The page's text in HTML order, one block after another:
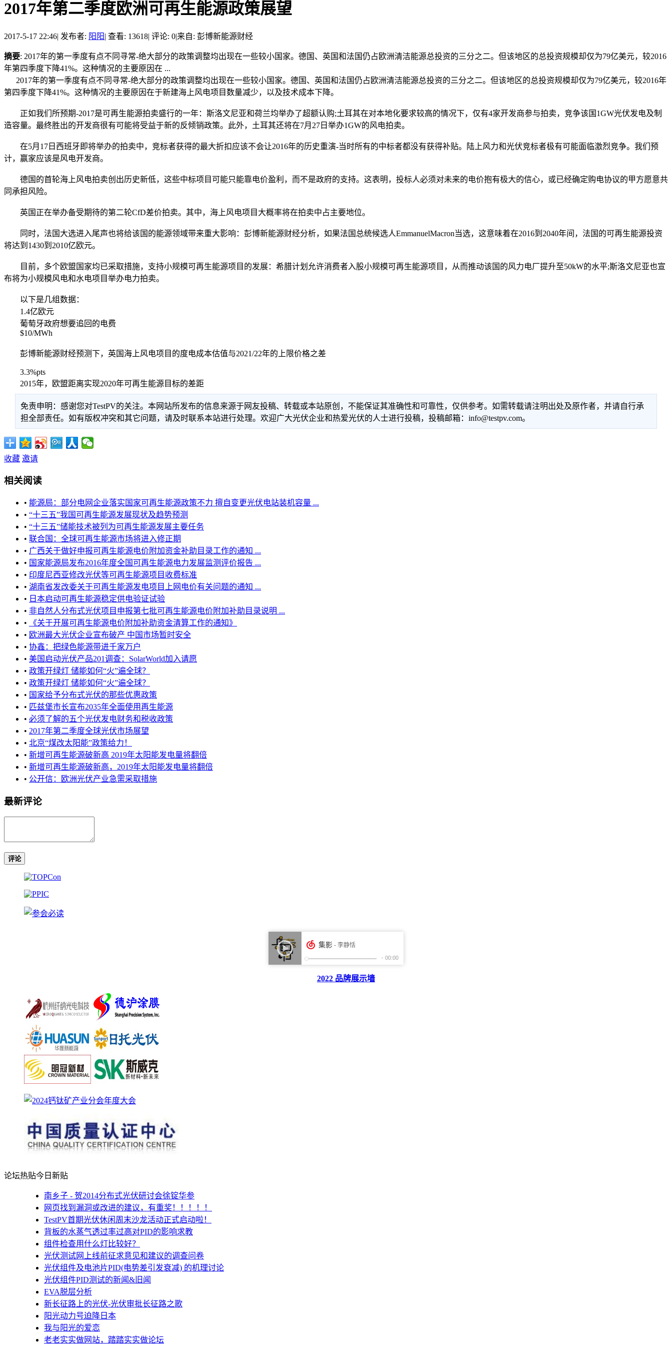
2017年第二季度欧洲可再生能源政策展望
2017-5-17 22:46| 发布者: 阳阳| 查看: 13618| 评论: 0|来自: 彭博新能源财经
摘要: 2017年的第一季度有点不同寻常-绝大部分的政策调整均出现在一些较小国家。德国、英国和法国仍占欧洲清洁能源总投资的三分之二。但该地区的总投资规模却仅为79亿美元，较2016
年第四季度下降41%。这种情况的主要原因在 ...
2017年的第一季度有点不同寻常-绝大部分的政策调整均出现在一些较小国家。德国、英国和法国仍占欧洲清洁能源总投资的三分之二。但该地区的总投资规模却仅为79亿美元，较2016年
第四季度下降41%。这种情况的主要原因在于新建海上风电项目数量减少，以及技术成本下降。
正如我们所预期-2017是可再生能源拍卖盛行的一年：斯洛文尼亚和荷兰均举办了超额认购;土耳其在对本地化要求较高的情况下，仅有4家开发商参与拍卖，竞争该国1GW光伏发电及制
造容量。最终胜出的开发商很有可能将受益于新的反倾销政策。此外，土耳其还将在7月27日举办1GW的风电拍卖。
在5月17日西班牙即将举办的拍卖中，竞标者获得的最大折扣应该不会让2016年的历史重演-当时所有的中标者都没有获得补贴。陆上风力和光伏竞标者极有可能面临激烈竞争。我们预
计，赢家应该是风电开发商。
德国的首轮海上风电拍卖创出历史新低，这些中标项目可能只能靠电价盈利，而不是政府的支持。这表明，投标人必须对未来的电价抱有极大的信心，或已经确定购电协议的甲方愿意共
同承担风险。
英国正在举办备受期待的第二轮CfD差价拍卖。其中，海上风电项目大概率将在拍卖中占主要地位。
同时，法国大选进入尾声也将给该国的能源领域带来重大影响：彭博新能源财经分析，如果法国总统候选人EmmanuelMacron当选，这意味着在2016到2040年间，法国的可再生能源投资
将达到1430到2010亿欧元。
目前，多个欧盟国家均已采取措施，支持小规模可再生能源项目的发展：希腊计划允许消费者入股小规模可再生能源项目，从而推动该国的风力电厂提升至50kW的水平;斯洛文尼亚也宣
布将为小规模风电和水电项目举办电力拍卖。
以下是几组数据：
1.4亿欧元
葡萄牙政府想要追回的电费
$10/MWh
彭博新能源财经预测下，英国海上风电项目的度电成本估值与2021/22年的上限价格之差
3.3%pts
2015年，欧盟距离实现2020年可再生能源目标的差距
免责申明：感谢您对TestPV的关注。本网站所发布的信息来源于网友投稿、转载或本站原创，不能保证其准确性和可靠性，仅供参考。如需转载请注明出处及原作者，并请自行承
担全部责任。如有版权冲突和其它问题，请及时联系本站进行处理。欢迎广大光伏企业和热爱光伏的人士进行投稿，投稿邮箱：info@testpv.com。
收藏 邀请
相关阅读
• 能源局：部分电网企业落实国家可再生能源政策不力 擅自变更光伏电站装机容量 ...
• “十三五”我国可再生能源发展现状及趋势预测
• “十三五”储能技术被列为可再生能源发展主要任务
• 联合国：全球可再生能源市场将进入修正期
• 广西关于做好申报可再生能源电价附加资金补助目录工作的通知 ...
• 国家能源局发布2016年度全国可再生能源电力发展监测评价报告 ...
• 印度尼西亚修改光伏等可再生能源项目收费标准
• 湖南省发改委关于可再生能源发电项目上网电价有关问题的通知 ...
• 日本启动可再生能源稳定供电验证试验
• 非自然人分布式光伏项目申报第七批可再生能源电价附加补助目录说明 ...
•
《关于开展可再生能源电价附加补助资金清算工作的通知》
• 欧洲最大光伏企业宣布破产 中国市场暂时安全
• 协鑫：把绿色能源带进千家万户
• 美国启动光伏产品201调查：SolarWorld加入请愿
• 政策开绿灯 储能如何“火”遍全球？
• 政策开绿灯 储能如何“火”遍全球？
• 国家给予分布式光伏的那些优惠政策
• 匹兹堡市长宣布2035年全面使用再生能源
• 必须了解的五个光伏发电财务和税收政策
• 2017年第二季度全球光伏市场展望
• 北京“煤改太阳能”政策给力！
• 新增可再生能源破新高 2019年太阳能发电量将翻倍
• 新增可再生能源破新高，2019年太阳能发电量将翻倍
• 公开信：欧洲光伏产业急需采取措施
最新评论
评论
2022 品牌展示墙
论坛热贴今日新贴
南乡子 - 贺2014分布式光伏研讨会徐锭华参
网页找到漏洞或改进的建议，有重奖！！！！！
TestPV首期光伏休闲周末沙龙活动正式启动啦！
背板的水蒸气透过率过高对PID的影响求教
组件检查用什么灯比较好？
光伏测试网上线前征求意见和建议的调查问卷
光伏组件及电池片PID(电势差引发衰减) 的机理讨论
光伏组件PID测试的新闻&旧闻
EVA脱层分析
新长征路上的光伏-光伏审批长征路之歌
阳光动力号迫降日本
我与阳光的爱恋
老老实实做网站，踏踏实实做论坛